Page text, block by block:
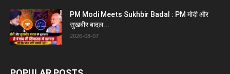
PM Modi Meets Sukhbir Badal : PM मोदी और
सुखबीर बादल...
2026-08-07